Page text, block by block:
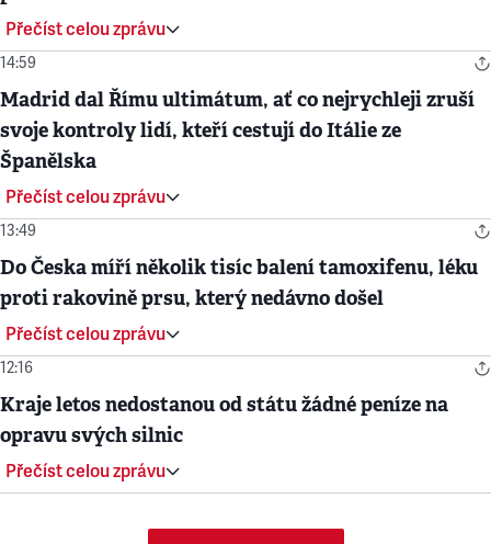
Přečíst celou zprávu
14:59
Madrid dal Římu ultimátum, ať co nejrychleji zruší
svoje kontroly lidí, kteří cestují do Itálie ze
Španělska
Přečíst celou zprávu
13:49
Do Česka míří několik tisíc balení tamoxifenu, léku
proti rakovině prsu, který nedávno došel
Přečíst celou zprávu
12:16
Kraje letos nedostanou od státu žádné peníze na
opravu svých silnic
Přečíst celou zprávu